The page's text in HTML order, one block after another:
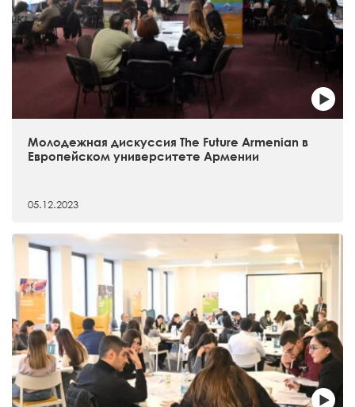
Молодежная дискуссия The Future Armenian в
Европейском университете Армении
05.12.2023